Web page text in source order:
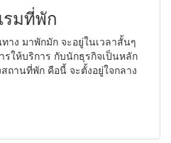
มที่พัก
าง มาพักมัก จะอยู่ในเวลาสั้นๆ
รให้บริการ กับนักธุรกิจเป็นหลัก
านที่พัก คือนี้ จะตั้งอยู่ใจกลาง